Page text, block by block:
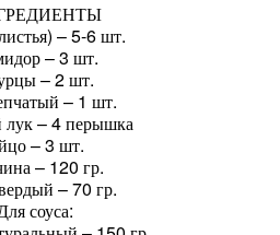
– 5-6 шт.
– 3 шт.
– 2 шт.
– 1 шт.
лук – 4 перышка
– 3 шт.
– 120 гр.
– 70 гр.
соуса: